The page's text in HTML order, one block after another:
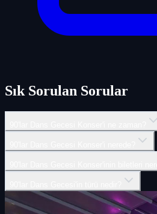
Sık Sorulan Sorular